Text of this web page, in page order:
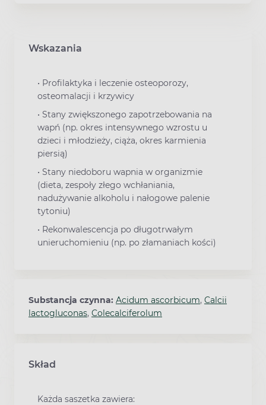
Wskazania
• Profilaktyka i leczenie osteoporozy,
osteomalacji i krzywicy
• Stany zwiększonego zapotrzebowania na
wapń (np. okres intensywnego wzrostu u
dzieci i młodzieży, ciąża, okres karmienia
piersią)
• Stany niedoboru wapnia w organizmie
(dieta, zespoły złego wchłaniania,
nadużywanie alkoholu i nałogowe palenie
tytoniu)
• Rekonwalescencja po długotrwałym
unieruchomieniu (np. po złamaniach kości)
Substancja czynna: Acidum ascorbicum, Calcii
lactogluconas, Colecalciferolum
Skład
Każda saszetka zawiera: